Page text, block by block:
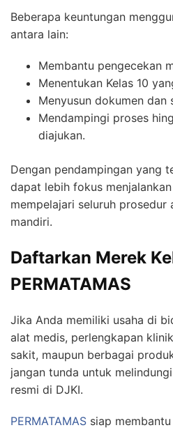
Beberapa keuntungan
antara lain:
Membantu pengecekan
Menentukan Kelas 10
Menyusun dokumen dan
Mendampingi proses
diajukan.
Dengan pendampingan yang
dapat lebih fokus
mempelajari seluruh prosedur
mandiri.
Daftarkan Merek
PERMATAMAS
Jika Anda memiliki usaha di
alat medis, perlengkapan
sakit, maupun berbagai
jangan tunda untuk
resmi di DJKI.
PERMATAMAS siap